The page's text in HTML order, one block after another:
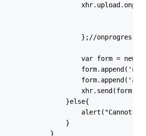
};//onprogres
var form = new
xhr.send(form);
}else{
alert("Cannot
}
}